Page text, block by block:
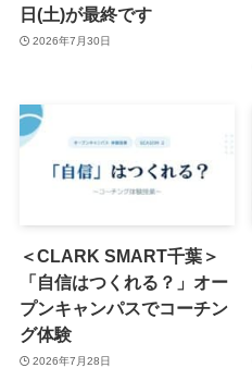
日(土)が最終です
2026年7月30日
＜CLARK SMART千葉＞
「自信はつくれる？」オー
プンキャンパスでコーチン
グ体験
2026年7月28日